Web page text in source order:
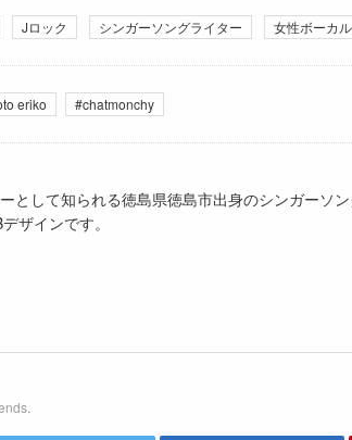
Jロック シンガーソングライター 女性ボーカル
eriko #chatmonchy
として知られる徳島県徳島市出身のシンガーソ
ザインです。